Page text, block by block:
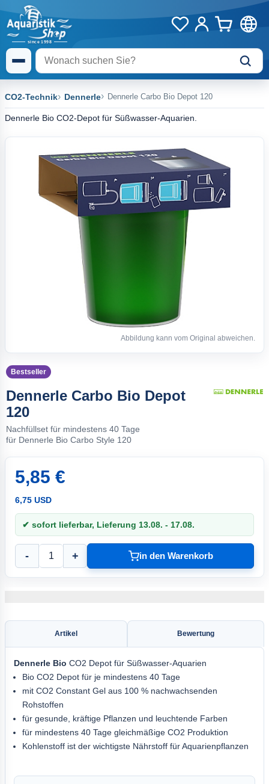
CO2-Technik Dennerle Dennerle Carbo Bio Depot 120
Dennerle Bio CO2-Depot für Süßwasser-Aquarien.
Abbildung kann vom Original abweichen.
Bestseller
Dennerle Carbo Bio Depot
120
Nachfüllset für mindestens 40 Tage
für Dennerle Bio Carbo Style 120
5,85 €
6,75 USD
✔ sofort lieferbar, Lieferung 13.08. - 17.08.
- + in den Warenkorb
Artikel Bewertung
Dennerle Bio CO2 Depot für Süßwasser-Aquarien
Bio CO2 Depot für je mindestens 40 Tage
mit CO2 Constant Gel aus 100 % nachwachsenden
Rohstoffen
für gesunde, kräftige Pflanzen und leuchtende Farben
für mindestens 40 Tage gleichmäßige CO2 Produktion
Kohlenstoff ist der wichtigste Nährstoff für Aquarienpflanzen